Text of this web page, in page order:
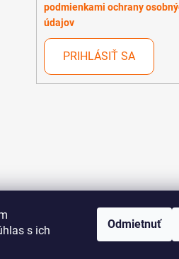
s ich
Odmietnuť
podmienkami ochrany
údajov
PRIHLÁSIŤ SA